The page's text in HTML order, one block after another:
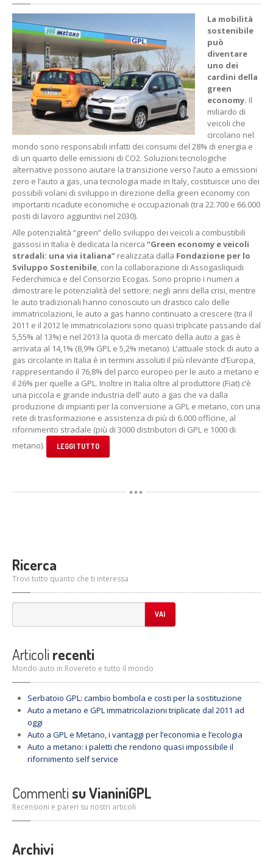
La mobilità
sostenibile
può
diventare
uno dei
cardini della
green
economy. Il
miliardo di
veicoli che
circolano nel
mondo sono responsabili infatti dei consumi del 28% di energia e
di un quarto delle emissioni di CO2. Soluzioni tecnologiche
alternative possono aiutare la transizione verso l’auto a emissioni
zero e l’auto a gas, una tecnologia made in Italy, costituisce uno dei
possibili volani di sviluppo in direzione della green economy con
importanti ricadute economiche e occupazionali (tra 22.700 e 66.000
posti di lavoro aggiuntivi nel 2030).
Alle potenzialità “green” dello sviluppo dei veicoli a combustibili
gassosi in Italia è dedicata la ricerca “Green economy e veicoli
stradali: una via italiana” realizzata dalla Fondazione per lo
Sviluppo Sostenibile, con la collaborazione di Assogasliquidi
Federchimica e del Consorzio Ecogas. Sono proprio i numeri a
dimostrare le potenzialità del settore; negli anni della crisi, mentre
le auto tradizionali hanno conosciuto un drastico calo delle
immatricolazioni, le auto a gas hanno continuato a crescere (tra il
2011 e il 2012 le immatricolazioni sono quasi triplicate passando dal
5,55% al 13%) e nel 2013 la quota di mercato della auto a gas è
arrivata al 14,1% (8,9% GPL e 5,2% metano). L’attuale stock di auto a
gas circolante in Italia è in termini assoluti il più rilevante d’Europa,
rappresentando il 76,8% del parco europeo per le auto a metano e
il 26% per quelle a GPL. Inoltre in Italia oltre al produttore (Fiat) c’è
una piccola e grande industria dell’ auto a gas che va dalla
produzione di impianti per la conversione a GPL e metano, con una
rete di trasformazione e assistenza di più di 6.000 officine, al
rifornimento stradale (più di 3000 distributori di GPL e 1000 di
metano).
LEGGI TUTTO
Ricerca
Trovi tutto quanto che ti interessa
VAI
Articoli recenti
Mondo auto in Rovereto e tutto il mondo
Serbatoio GPL: cambio bombola e costi per la sostituzione
Auto a metano e GPL immatricolazioni triplicate dal 2011 ad
oggi
Auto a GPL e Metano, i vantaggi per l’economia e l’ecologia
Auto a metano: i paletti che rendono quasi impossibile il
rifornimento self service
Commentisu VianiniGPL
Recensioni e pareri su nostri articoli
Archivi